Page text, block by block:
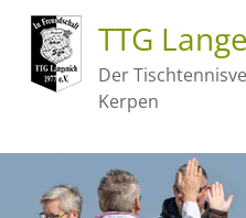
TTG
Der
Kerpen